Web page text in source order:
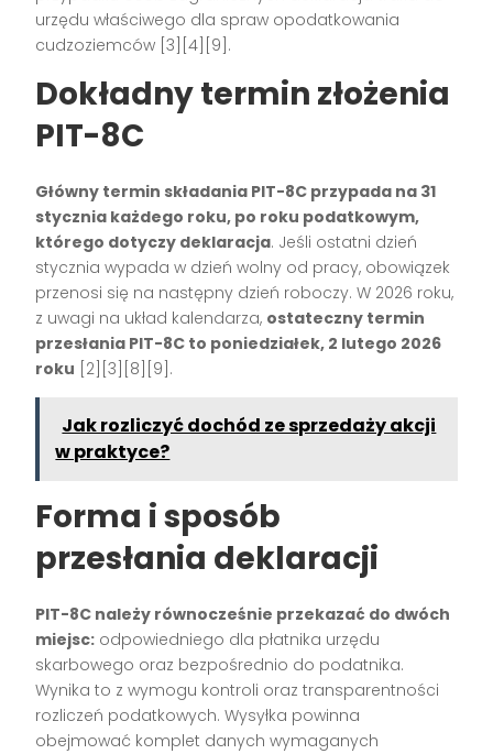
urzędu właściwego dla spraw opodatkowania
cudzoziemców [3][4][9] .
Dokładny termin złożenia
PIT-8C
Główny termin składania PIT-8C przypada na 31
stycznia każdego roku, po roku podatkowym,
którego dotyczy deklaracja. Jeśli ostatni dzień
stycznia wypada w dzień wolny od pracy, obowiązek
przenosi się na następny dzień roboczy. W 2026 roku,
z uwagi na układ kalendarza, ostateczny termin
przesłania PIT-8C to poniedziałek, 2 lutego 2026
roku [2][3][8][9] .
Jak rozliczyć dochód ze sprzedaży akcji
w praktyce?
Forma i sposób
przesłania deklaracji
PIT-8C należy równocześnie przekazać do dwóch
miejsc: odpowiedniego dla płatnika urzędu
skarbowego oraz bezpośrednio do podatnika.
Wynika to z wymogu kontroli oraz transparentności
rozliczeń podatkowych. Wysyłka powinna
obejmować komplet danych wymaganych